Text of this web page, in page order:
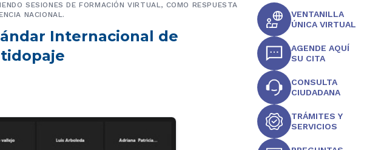
Internacional de
SESIONES DE FORMACIÓN VIRTUAL, COMO RESPUESTA
NACIONAL.
VENTANILLA
ÚNICA VIRTUAL
AGENDE AQUÍ
SU CITA
CONSULTA
CIUDADANA
TRÁMITES Y
SERVICIOS